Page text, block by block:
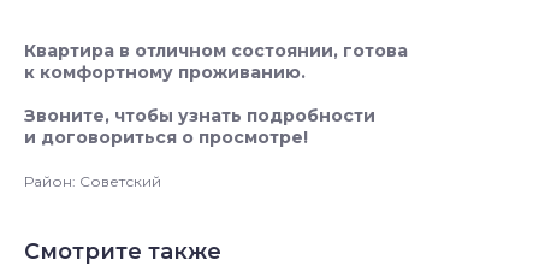
Квартира в отличном состоянии, готова
к комфортному проживанию.
Звоните, чтобы узнать подробности
и договориться о просмотре!
Район: Советский
Смотрите также